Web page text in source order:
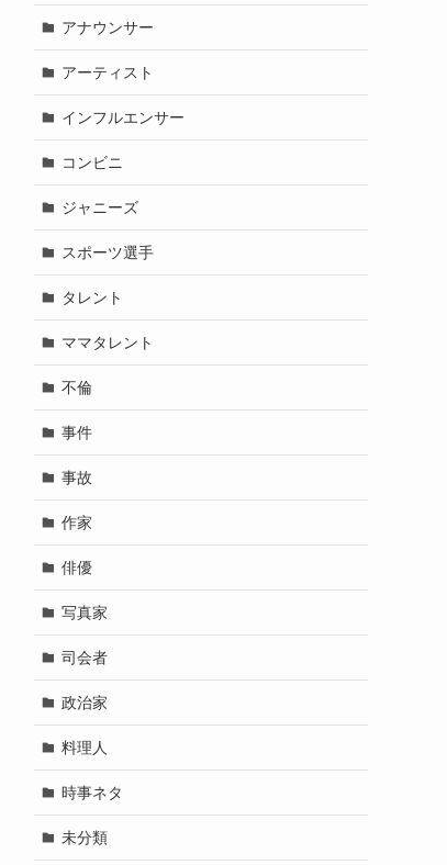
アナウンサー
アーティスト
インフルエンサー
コンビニ
ジャニーズ
スポーツ選手
タレント
ママタレント
不倫
事件
事故
作家
俳優
写真家
司会者
政治家
料理人
時事ネタ
未分類